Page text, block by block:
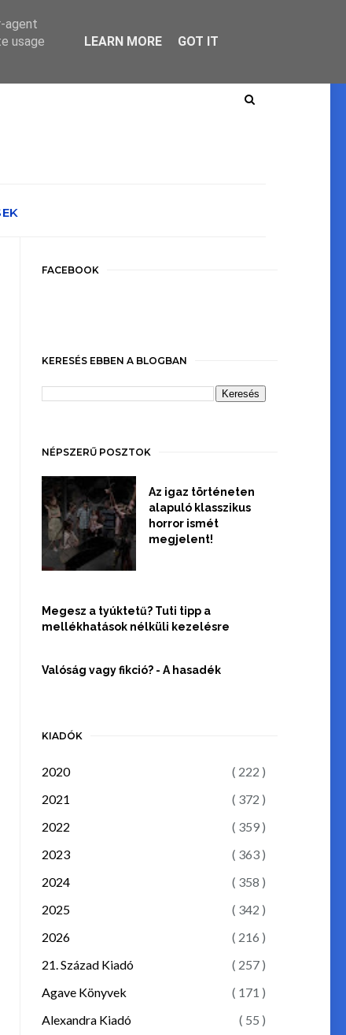
FACEBOOK
KERESÉS EBBEN A BLOGBAN
NÉPSZERŰ POSZTOK
Az igaz történeten
alapuló klasszikus
horror ismét
megjelent!
Megesz a tyúktetű? Tuti tipp a
mellékhatások nélküli kezelésre
Valóság vagy fikció? - A hasadék
KIADÓK
2020
( 222 )
2021
( 372 )
2022
( 359 )
2023
( 363 )
2024
( 358 )
2025
( 342 )
2026
( 216 )
21. Század Kiadó
( 257 )
Agave Könyvek
( 171 )
Alexandra Kiadó
( 55 )
agent
usage
LEARN MORE GOT IT